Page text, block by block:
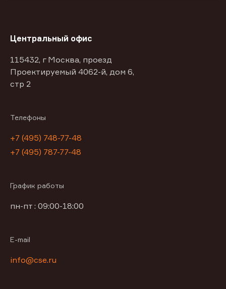
Центральный офис
115432, г Москва, проезд
Проектируемый 4062-й, дом 6,
стр 2
Телефоны
+7 (495) 748-77-48
+7 (495) 787-77-48
График работы
пн-пт : 09:00-18:00
E-mail
info@cse.ru